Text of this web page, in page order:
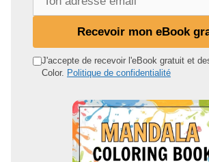
d
Recevoir mon eBook
J'accepte de recevoir l'eBook gratuit et
Color. Politique de confidentialité